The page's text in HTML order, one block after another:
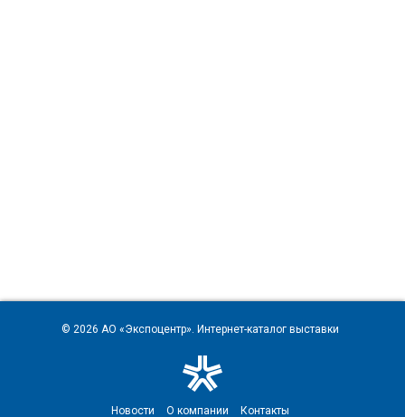
© 2026 АО «Экспоцентр». Интернет-каталог выставки
Новости О компании Контакты